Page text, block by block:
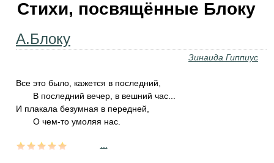
Стихи, посвящённые Блоку
А.Блоку
Зинаида Гиппиус
Все это было, кажется в последний,
В последний вечер, в вешний час...
И плакала безумная в передней,
О чем-то умоляя нас.